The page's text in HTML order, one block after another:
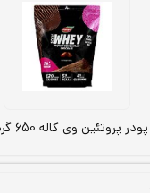
پودر پروتئین وی کاله 650 گرمی